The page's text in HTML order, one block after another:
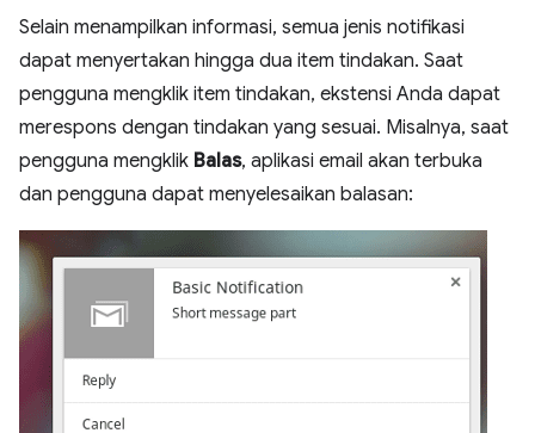
Selain menampilkan informasi, semua jenis notifikasi
dapat menyertakan hingga dua item tindakan. Saat
pengguna mengklik item tindakan, ekstensi Anda dapat
merespons dengan tindakan yang sesuai. Misalnya, saat
pengguna mengklik Balas, aplikasi email akan terbuka
dan pengguna dapat menyelesaikan balasan: